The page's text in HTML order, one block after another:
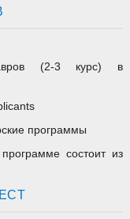
(2-3 курс) в
программы
состоит из